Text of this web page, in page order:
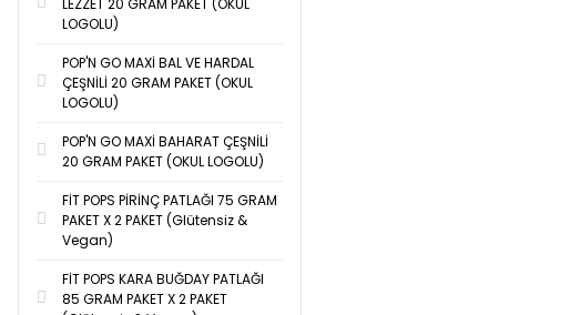
LEZZET 20 GRAM PAKET (OKUL
LOGOLU)
POP'N GO MAXİ BAL VE HARDAL
ÇEŞNİLİ 20 GRAM PAKET (OKUL
LOGOLU)
POP'N GO MAXİ BAHARAT ÇEŞNİLİ
20 GRAM PAKET (OKUL LOGOLU)
FİT POPS PİRİNÇ PATLAĞI 75 GRAM
PAKET X 2 PAKET (Glütensiz &
Vegan)
FİT POPS KARA BUĞDAY PATLAĞI
85 GRAM PAKET X 2 PAKET